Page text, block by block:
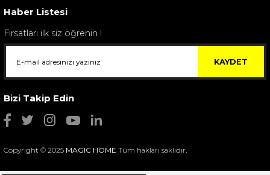
Haber Listesi
Fırsatları ilk siz öğrenin !
KAYDET
Bizi Takip Edin
Copyright © 2025 MAGIC HOME Tüm hakları saklıdır.